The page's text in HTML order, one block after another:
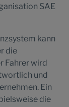
SAE
kann
die
Fahrer wird
und
Ein
die